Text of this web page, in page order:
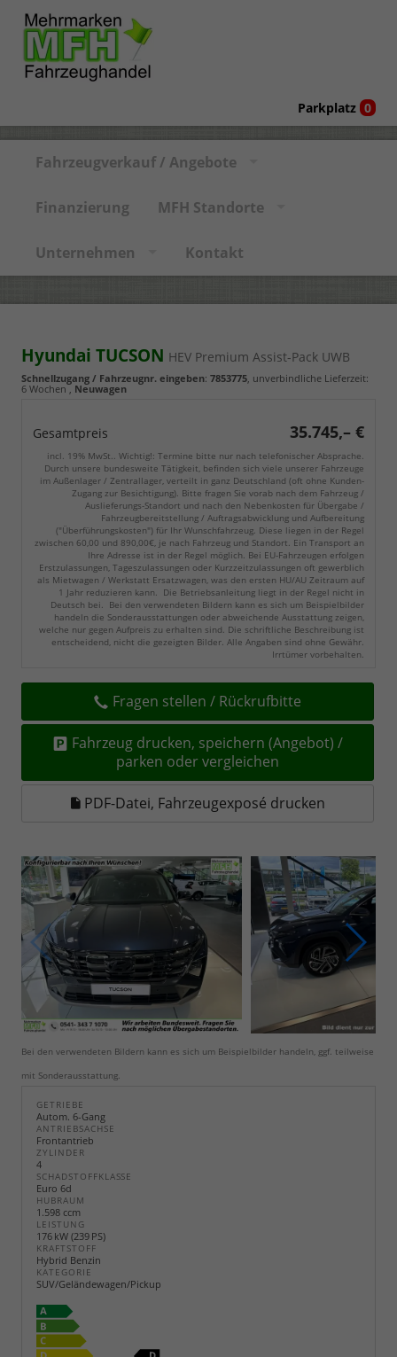
Parkplatz 0
Fahrzeugverkauf / Angebote
Finanzierung MFH Standorte
Unternehmen Kontakt
Hyundai TUCSON HEV Premium Assist-Pack UWB
Schnellzugang / Fahrzeugnr. eingeben: 7853775 , unverbindliche Lieferzeit:
6 Wochen, Neuwagen
Gesamtpreis 35.745,– €
incl. 19% MwSt.. Wichtig!: Termine bitte nur nach telefonischer Absprache.
Durch unsere bundesweite Tätigkeit, befinden sich viele unserer Fahrzeuge
im Außenlager / Zentrallager, verteilt in ganz Deutschland (oft ohne Kunden-
Zugang zur Besichtigung). Bitte fragen Sie vorab nach dem Fahrzeug /
Auslieferungs-Standort und nach den Nebenkosten für Übergabe /
Fahrzeugbereitstellung / Auftragsabwicklung und Aufbereitung
("Überführungskosten") für Ihr Wunschfahrzeug. Diese liegen in der Regel
zwischen 60,00 und 890,00€, je nach Fahrzeug und Standort. Ein Transport an
Ihre Adresse ist in der Regel möglich. Bei EU-Fahrzeugen erfolgen
Erstzulassungen, Tageszulassungen oder Kurzzeitzulassungen oft gewerblich
als Mietwagen / Werkstatt Ersatzwagen, was den ersten HU/AU Zeitraum auf
1 Jahr reduzieren kann. Die Betriebsanleitung liegt in der Regel nicht in
Deutsch bei. Bei den verwendeten Bildern kann es sich um Beispielbilder
handeln die Sonderausstattungen oder abweichende Ausstattung zeigen,
welche nur gegen Aufpreis zu erhalten sind. Die schriftliche Beschreibung ist
entscheidend, nicht die gezeigten Bilder. Alle Angaben sind ohne Gewähr.
Irrtümer vorbehalten.
Fragen stellen / Rückrufbitte
Fahrzeug drucken, speichern (Angebot) /
parken oder vergleichen
PDF-Datei, Fahrzeugexposé drucken
Bei den verwendeten Bildern kann es sich um Beispielbilder handeln, ggf. teilweise
mit Sonderausstattung.
GETRIEBE
Autom. 6-Gang
ANTRIEBSACHSE
Frontantrieb
ZYLINDER
4
SCHADSTOFFKLASSE
Euro 6d
HUBRAUM
1.598 ccm
LEISTUNG
176 kW (239 PS)
KRAFTSTOFF
Hybrid Benzin
KATEGORIE
SUV/Geländewagen/Pickup